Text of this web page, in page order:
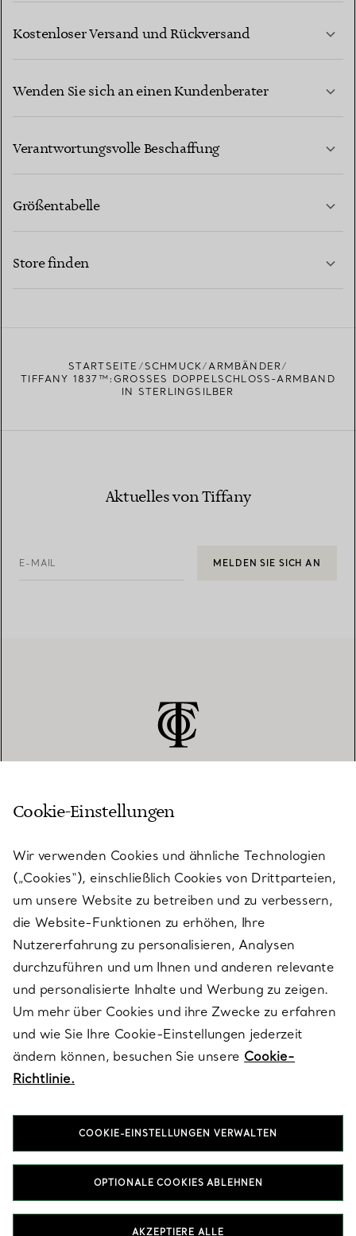
Kostenloser Versand und Rückversand
Wenden Sie sich an einen Kundenberater
Verantwortungsvolle Beschaffung
Größentabelle
Store finden
STARTSEITE SCHMUCK
ARMBÄNDER
TIFFANY 1837™:GROSSES DOPPELSCHLOSS-ARMBAND I
N STERLINGSILBER
Aktuelles von Tiffany
E-MAIL MELDEN SIE SICH AN
KUNDENSERVICE
SERVICES
ÜBER TIFFANY & CO.
RECHTLICHE HINWEISE
FOLGEN SIE UNS
T&Co. 2026
Cookie-Einstellungen
Wir verwenden Cookies und ähnliche Technologien
(„Cookies“), einschließlich Cookies von Drittparteien,
um unsere Website zu betreiben und zu verbessern,
die Website-Funktionen zu erhöhen, Ihre
Nutzererfahrung zu personalisieren, Analysen
durchzuführen und um Ihnen und anderen relevante
und personalisierte Inhalte und Werbung zu zeigen.
Um mehr über Cookies und ihre Zwecke zu erfahren
und wie Sie Ihre Cookie-Einstellungen jederzeit
ändern können, besuchen Sie unsere Cookie-
Richtlinie.
COOKIE-EINSTELLUNGEN VERWALTEN
OPTIONALE COOKIES ABLEHNEN
AKZEPTIERE ALLE